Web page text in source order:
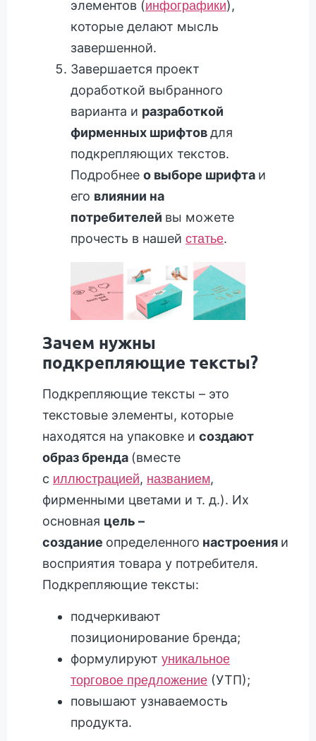
элементов (инфографики),
которые делают мысль
завершенной.
Завершается проект
доработкой выбранного
варианта и разработкой
фирменных шрифтовдля
подкрепляющих текстов.
Подробнее о выборе шрифта и
его влиянии на
потребителей вы можете
прочесть в нашей статье.
Зачем нужны
подкрепляющие тексты?
Подкрепляющие тексты – это
текстовые элементы, которые
находятся на упаковке и создают
образ бренда (вместе
с иллюстрацией, названием,
фирменными цветами и т. д.). Их
основная цель –
создание определенного настроения и
восприятия товара у потребителя.
Подкрепляющие тексты:
подчеркивают
позиционирование бренда;
формулируют уникальное
торговое предложение (УТП);
повышают узнаваемость
продукта.